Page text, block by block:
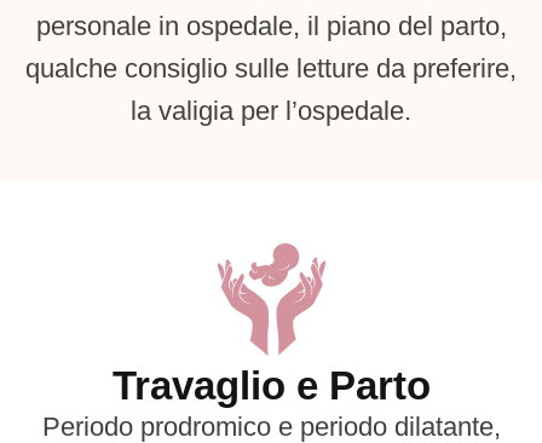
personale in ospedale, il piano del parto,
qualche consiglio sulle letture da preferire,
la valigia per l’ospedale.
Travaglio e Parto
Periodo prodromico e periodo dilatante,